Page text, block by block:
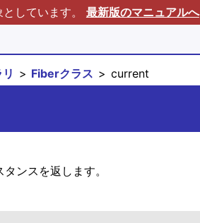
しています。 最新版のマニュアルへ
Fiberクラス current
ンスを返します。